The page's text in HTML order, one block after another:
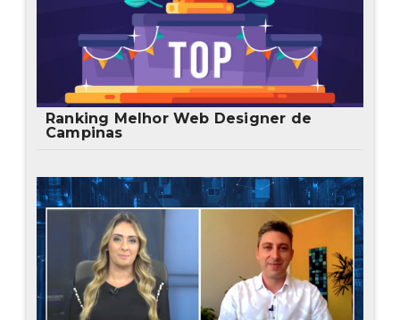
Ranking Melhor Web Designer de
Campinas